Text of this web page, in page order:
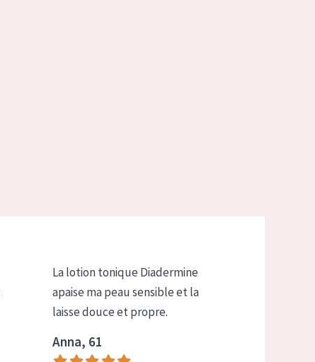
La lotion tonique Diadermine
apaise ma peau sensible et la
laisse douce et propre.
Anna, 61